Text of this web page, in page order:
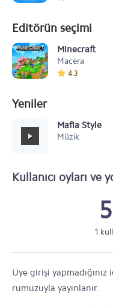
Editörün seçimi
Minecraft
Macera
4.3
Yeniler
Mafia Style
Müzik
Kullanıcı oyları ve
5
1
Üye girişi
rumuzuyla yayınlanır.